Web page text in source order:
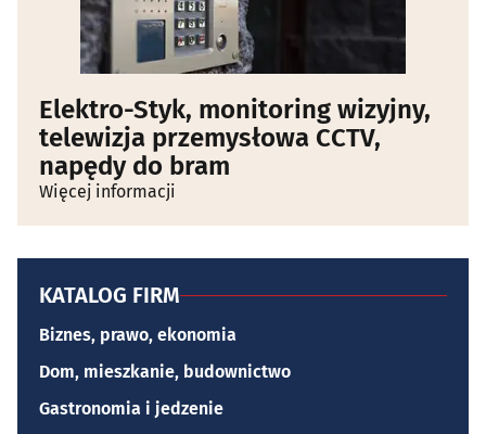
Elektro-Styk, monitoring wizyjny,
telewizja przemysłowa CCTV,
napędy do bram
Więcej informacji
KATALOG FIRM
Biznes, prawo, ekonomia
Dom, mieszkanie, budownictwo
Gastronomia i jedzenie